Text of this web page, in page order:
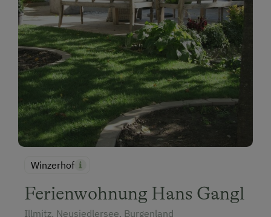
Winzerhof
Ferienwohnung Hans Gangl
Illmitz, Neusiedlersee, Burgenland